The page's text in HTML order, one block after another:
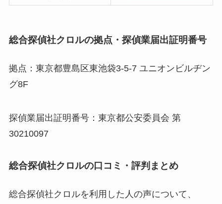
総合探偵社クロルの拠点・探偵業届出証明番号
拠点：東京都豊島区東池袋3-5-7 ユニオンビルヂン
グ8F
探偵業届出証明番号：東京都公安委員会 第
30210097
総合探偵社クロルの口コミ・評判まとめ
総合探偵社クロルを利用した人の声について、